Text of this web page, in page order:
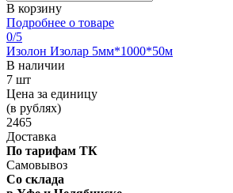
В корзину
Подробнее о товаре
0/5
Изолон Изолар 5мм*1000*50м
В наличии
7 шт
Цена за единицу
(в рублях)
2465
Доставка
По тарифам ТК
Самовывоз
Со склада